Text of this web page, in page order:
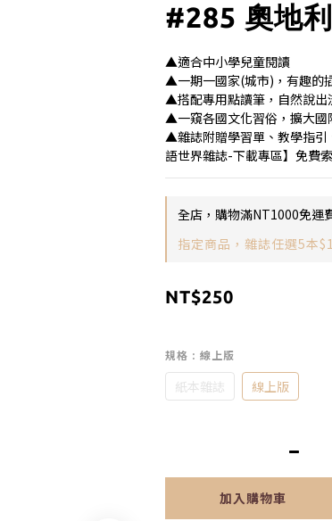
#285 奧地利
▲適合中小學兒童閱讀
▲一期一國家(城市)，有趣的
▲搭配專用點讀筆，自然說出
▲一窺各國文化習俗，擴大國
▲雜誌附贈學習單、教學指引
語世界雜誌-下載專區】免費
全店，購物滿NT1000免運
指定商品，雜誌任選5本
NT$250
規格 : 線上版
紙本雜誌 線上版
加入購物車